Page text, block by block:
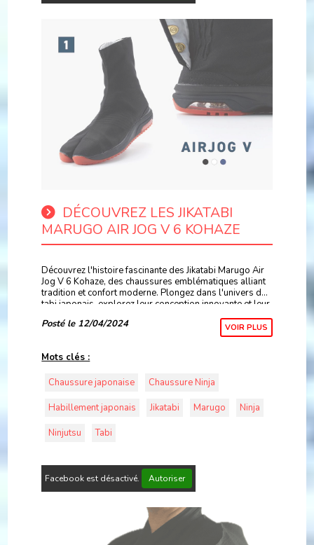
DÉCOUVREZ LES JIKATABI
MARUGO AIR JOG V 6 KOHAZE
Découvrez l'histoire fascinante des Jikatabi Marugo Air
Jog V 6 Kohaze, des chaussures emblématiques alliant
tradition et confort moderne. Plongez dans l'univers des
tabi japonais, explorez leur conception innovante et leur
Posté le 12/04/2024 VOIR PLUS
Mots clés :
Chaussure japonaise
Chaussure Ninja
Habillement japonais
Jikatabi Marugo
Ninja
Ninjutsu
Tabi
Facebook est désactivé. Autoriser